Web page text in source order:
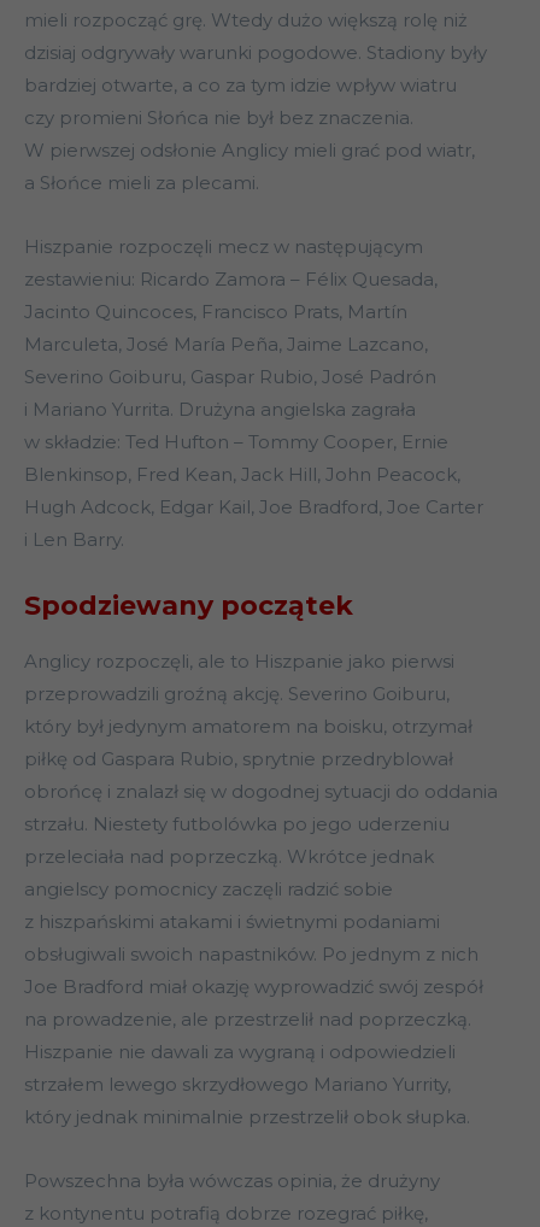
mieli rozpocząć grę. Wtedy dużo większą rolę niż
dzisiaj odgrywały warunki pogodowe. Stadiony były
bardziej otwarte, a co za tym idzie wpływ wiatru
czy promieni Słońca nie był bez znaczenia.
W pierwszej odsłonie Anglicy mieli grać pod wiatr,
a Słońce mieli za plecami.
Hiszpanie rozpoczęli mecz w następującym
zestawieniu: Ricardo Zamora – Félix Quesada,
Jacinto Quincoces, Francisco Prats, Martín
Marculeta, José María Peña, Jaime Lazcano,
Severino Goiburu, Gaspar Rubio, José Padrón
i Mariano Yurrita. Drużyna angielska zagrała
w składzie: Ted Hufton – Tommy Cooper, Ernie
Blenkinsop, Fred Kean, Jack Hill, John Peacock,
Hugh Adcock, Edgar Kail, Joe Bradford, Joe Carter
i Len Barry.
Spodziewany początek
Anglicy rozpoczęli, ale to Hiszpanie jako pierwsi
przeprowadzili groźną akcję. Severino Goiburu,
który był jedynym amatorem na boisku, otrzymał
piłkę od Gaspara Rubio, sprytnie przedryblował
obrońcę i znalazł się w dogodnej sytuacji do oddania
strzału. Niestety futbolówka po jego uderzeniu
przeleciała nad poprzeczką. Wkrótce jednak
angielscy pomocnicy zaczęli radzić sobie
z hiszpańskimi atakami i świetnymi podaniami
obsługiwali swoich napastników. Po jednym z nich
Joe Bradford miał okazję wyprowadzić swój zespół
na prowadzenie, ale przestrzelił nad poprzeczką.
Hiszpanie nie dawali za wygraną i odpowiedzieli
strzałem lewego skrzydłowego Mariano Yurrity,
który jednak minimalnie przestrzelił obok słupka.
Powszechna była wówczas opinia, że drużyny
z kontynentu potrafią dobrze rozegrać piłkę,